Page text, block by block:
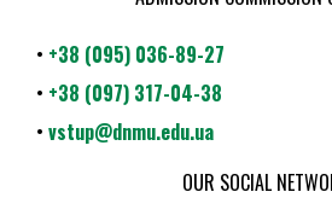
• +38 (095) 036-89-27
• +38 (097) 317-04-38
• vstup@dnmu.edu.ua
OUR SOCIAL